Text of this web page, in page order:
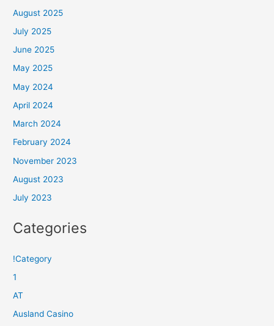
August 2025
July 2025
June 2025
May 2025
May 2024
April 2024
March 2024
February 2024
November 2023
August 2023
July 2023
Categories
!Category
1
AT
Ausland Casino